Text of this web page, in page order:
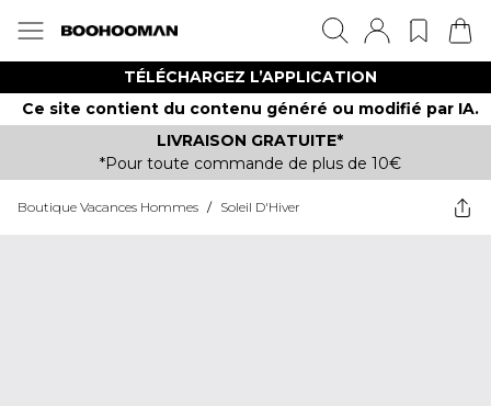
TÉLÉCHARGEZ L’APPLICATION
Ce site contient du contenu généré ou modifié par IA.
LIVRAISON GRATUITE*
*Pour toute commande de plus de 10€
Boutique Vacances Hommes / Soleil D'Hiver